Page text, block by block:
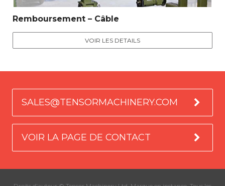
Remboursement – Câble
VOIR LES DETAILS
SALES@TENSORMACHINERY.COM
VOIR LA PAGE DE CONTACT